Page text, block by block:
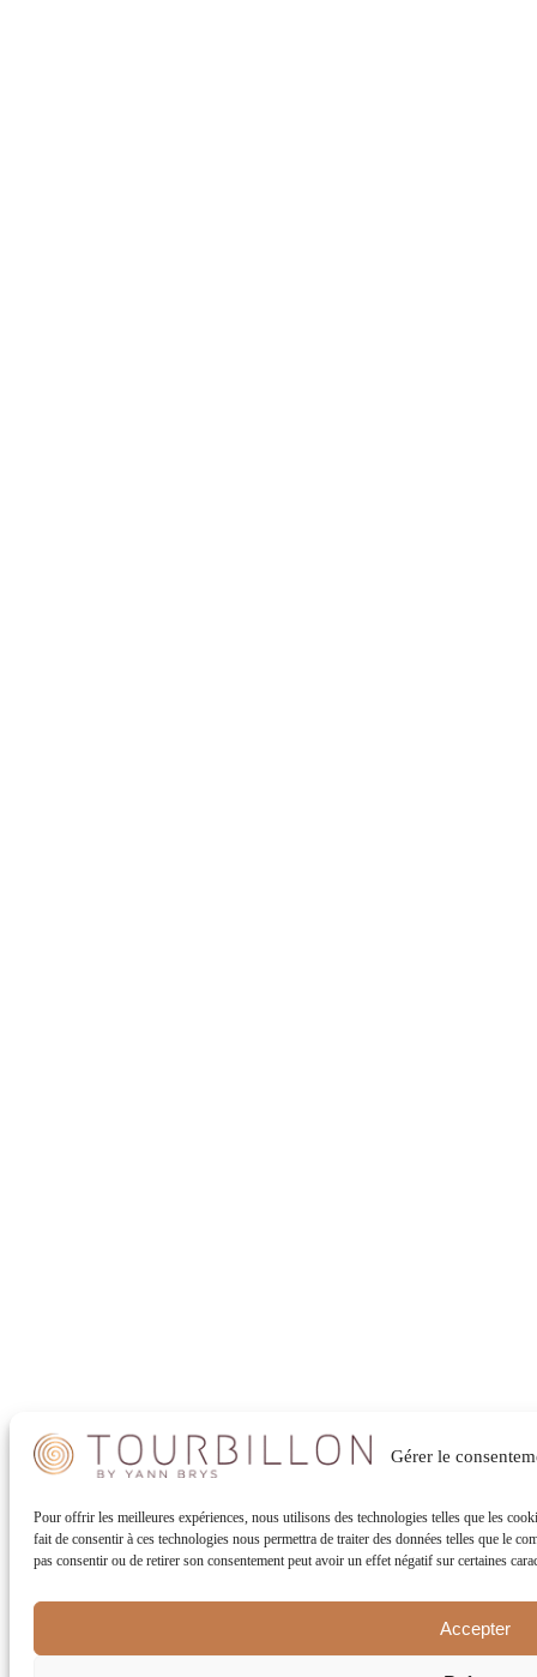
Gérer le
Pour offrir les meilleures expériences, nous utilisons des technologies telles que les
fait de consentir à ces technologies nous permettra de traiter des données telles que le
pas consentir ou de retirer son consentement peut avoir un effet négatif sur certaines
Accepter